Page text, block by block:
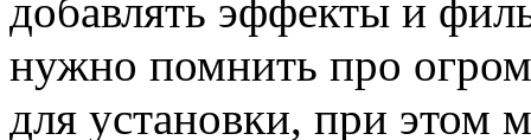
добавлять эффекты и
нужно помнить про
для установки, при этом